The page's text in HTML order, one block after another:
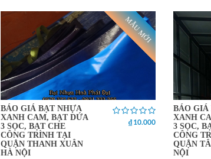
MẪU MỚI
BÁO GIÁ BẠT NHỰA
XANH CAM, BẠT DỨA
3 SỌC, BẠT CHE
CÔNG TRÌNH TẠI
QUẬN THANH XUÂN
HÀ NỘI
₫ 10.000
BÁO GIÁ
XANH
3 SỌC,
CÔNG
QUẬN
NỘI